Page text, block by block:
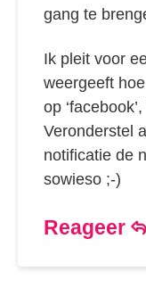
gang te
Ik pleit voor
weergeeft
op
Veronderstel
notificatie de
sowieso ;-)
Reageer